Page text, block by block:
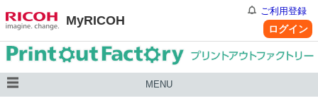
MyRICOH
ご利用登録
ログイン
MENU